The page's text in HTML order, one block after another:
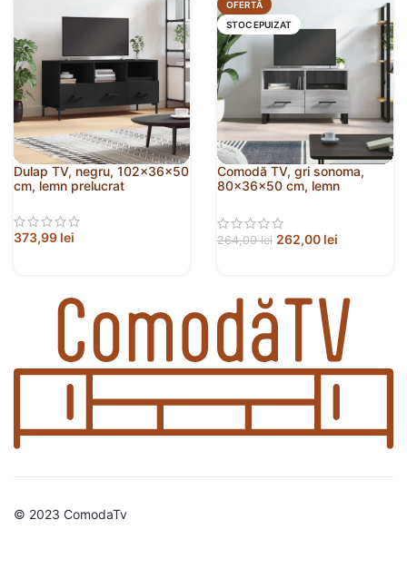
Dulap TV, negru, 102x36x50
cm, lemn prelucrat
373,99 lei
OFERTĂ
STOC EPUIZAT
Comodă TV, gri sonoma,
80x36x50 cm, lemn
264,00lei 262,00 lei
© 2023 ComodaTv